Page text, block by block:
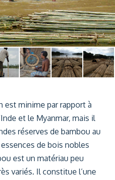
est minime par rapport à
et le Myanmar, mais il
réserves de bambou au
de bois nobles
est un matériau peu
variés. Il constitue l’une